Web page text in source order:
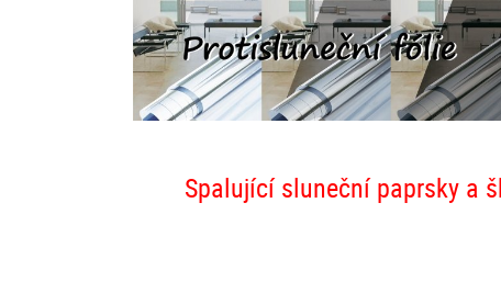
Spalující sluneční paprsky a